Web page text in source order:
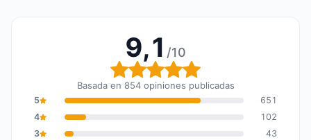
9,1 /10
Calificación global: 9,1
Basada en 854 opiniones publicadas
5
651
4
102
3
43